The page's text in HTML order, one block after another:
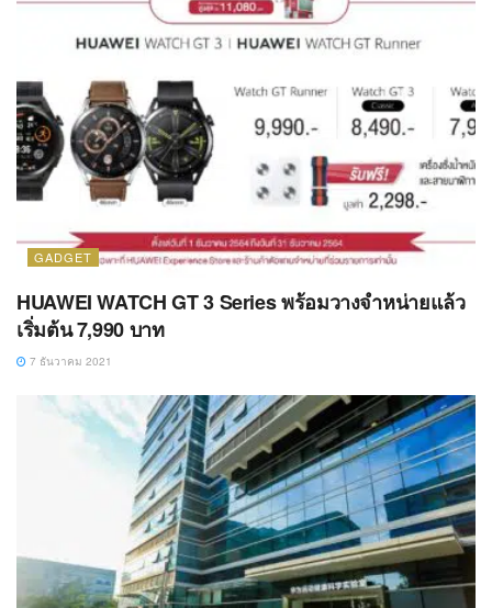
GADGET
HUAWEI WATCH GT 3 Series พร้อมวางจำหน่ายแล้ว
เริ่มต้น 7,990 บาท
7 ธันวาคม 2021